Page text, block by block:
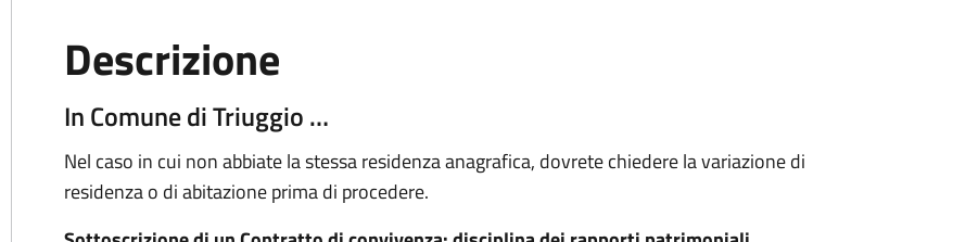
Descrizione
In Comune di Triuggio …
Nel caso in cui non abbiate la stessa residenza anagrafica, dovrete chiedere la variazione di
residenza o di abitazione prima di procedere.